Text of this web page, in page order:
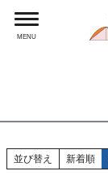
MENU
HOME
並び替え 新着順